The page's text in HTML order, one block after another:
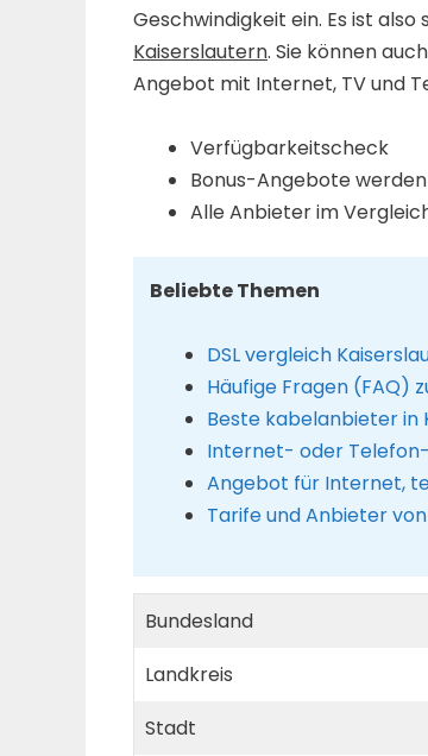
Geschwindigkeit ein. Es ist
Kaiserslautern. Sie können
Angebot mit Internet, TV und
Verfügbarkeitscheck
Bonus-Angebote
Alle Anbieter im
Beliebte Themen
DSL vergleich
Häufige Fragen (FAQ)
Beste kabelanbieter in
Internet- oder
Angebot für Internet,
Tarife und Anbieter
Bundesland
Landkreis
Stadt